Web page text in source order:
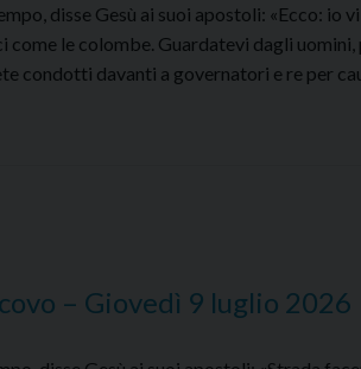
disse Gesù ai suoi apostoli: «Ecco: io
le colombe. Guardatevi dagli uomini,
condotti davanti a governatori e re per
– Giovedì 9 luglio 2026